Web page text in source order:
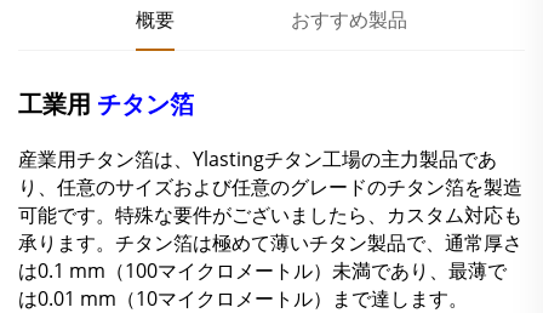
概要 おすすめ製品
工業用 チタン箔
産業用チタン箔は、Ylastingチタン工場の主力製品であ
り、任意のサイズおよび任意のグレードのチタン箔を製造
可能です。特殊な要件がございましたら、カスタム対応も
承ります。チタン箔は極めて薄いチタン製品で、通常厚さ
は0.1 mm（100マイクロメートル）未満であり、最薄で
は0.01 mm（10マイクロメートル）まで達します。